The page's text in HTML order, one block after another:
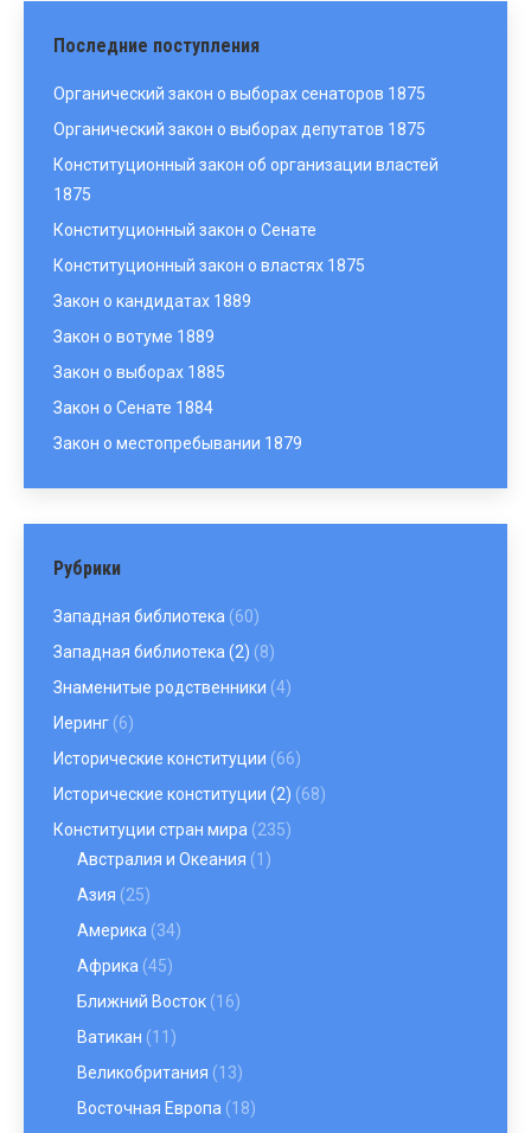
Последние поступления
Органический закон о выборах сенаторов 1875
Органический закон о выборах депутатов 1875
Конституционный закон об организации властей
1875
Конституционный закон о Сенате
Конституционный закон о властях 1875
Закон о кандидатах 1889
Закон о вотуме 1889
Закон о выборах 1885
Закон о Сенате 1884
Закон о местопребывании 1879
Рубрики
Западная библиотека (60)
Западная библиотека (2) (8)
Знаменитые родственники (4)
Иеринг (6)
Исторические конституции (66)
Исторические конституции (2) (68)
Конституции стран мира (235)
Австралия и Океания (1)
Азия (25)
Америка (34)
Африка (45)
Ближний Восток (16)
Ватикан (11)
Великобритания (13)
Восточная Европа (18)